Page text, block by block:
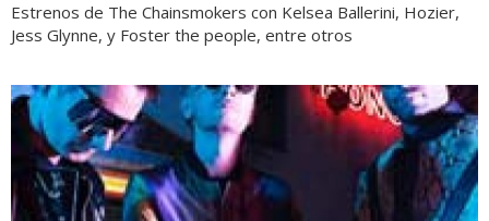
Estrenos de The Chainsmokers con Kelsea Ballerini, Hozier,
Jess Glynne, y Foster the people, entre otros